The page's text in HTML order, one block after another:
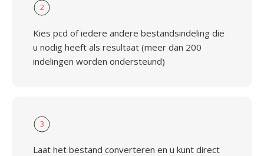
2
Kies pcd of iedere andere bestandsindeling die
u nodig heeft als resultaat (meer dan 200
indelingen worden ondersteund)
3
Laat het bestand converteren en u kunt direct